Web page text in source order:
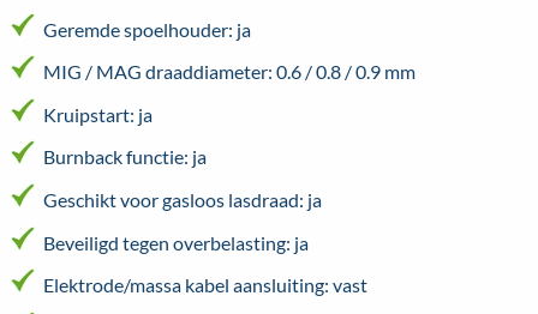
Geremde spoelhouder: ja
MIG / MAG draaddiameter: 0.6 / 0.8 / 0.9 mm
Kruipstart: ja
Burnback functie: ja
Geschikt voor gasloos lasdraad: ja
Beveiligd tegen overbelasting: ja
Elektrode/massa kabel aansluiting: vast